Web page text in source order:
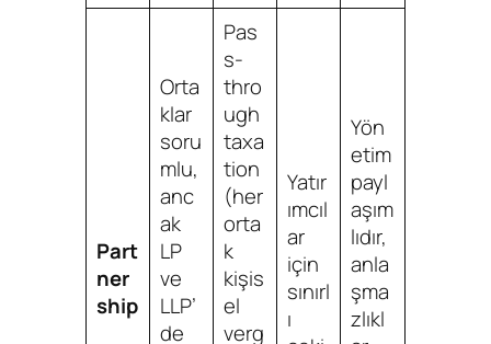
Part
ner
ship
Orta
klar
soru
mlu,
anc
ak
LP
ve
LLP’
de
Pas
s-
thro
ugh
taxa
tion
(her
orta
k
kişis
el
verg
Yatır
ımcıl
ar
için
sınırl
ı
Yön
etim
payl
aşım
lıdır,
anla
şma
zlıkl